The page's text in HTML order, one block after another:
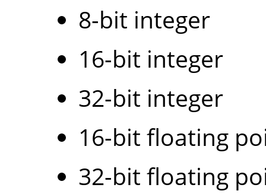
8-bit integer
16-bit integer
32-bit integer
16-bit floating
32-bit floating